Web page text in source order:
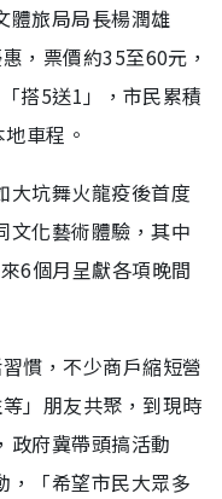
體旅局局長楊潤雄
，票價約35至60元，
搭5送1」，市民累積
車程。
大坑舞火龍疫後首度
文化藝術體驗，其中
6個月呈獻各項晚間
慣，不少商戶縮短營
」朋友共聚，到現時
政府冀帶頭搞活動
，「希望市民大眾多